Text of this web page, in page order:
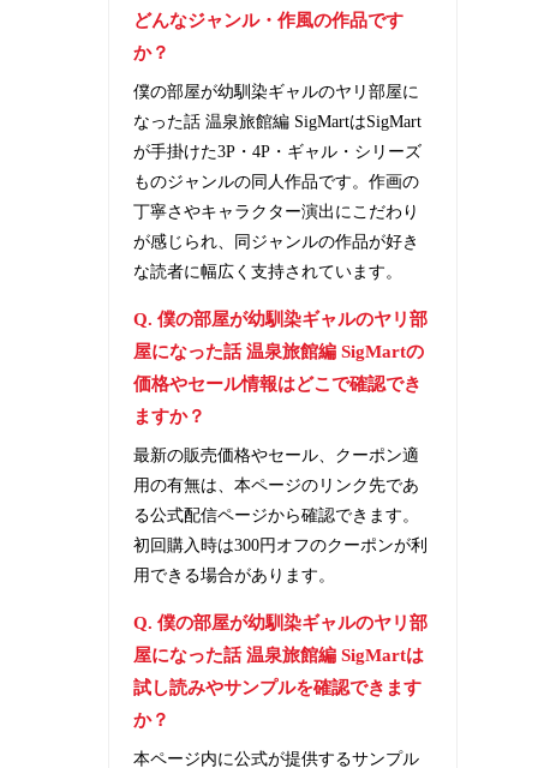
どんなジャンル・作風の作品です
か？
僕の部屋が幼馴染ギャルのヤリ部屋に
なった話 温泉旅館編 SigMartはSigMart
が手掛けた3P・4P・ギャル・シリーズ
ものジャンルの同人作品です。作画の
丁寧さやキャラクター演出にこだわり
が感じられ、同ジャンルの作品が好き
な読者に幅広く支持されています。
Q. 僕の部屋が幼馴染ギャルのヤリ部
屋になった話 温泉旅館編 SigMartの
価格やセール情報はどこで確認でき
ますか？
最新の販売価格やセール、クーポン適
用の有無は、本ページのリンク先であ
る公式配信ページから確認できます。
初回購入時は300円オフのクーポンが利
用できる場合があります。
Q. 僕の部屋が幼馴染ギャルのヤリ部
屋になった話 温泉旅館編 SigMartは
試し読みやサンプルを確認できます
か？
本ページ内に公式が提供するサンプル